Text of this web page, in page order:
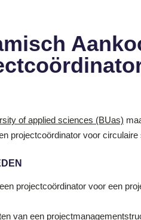
of applied sciences (BUas)
projectcoördinator voor circulaire
projectcoördinator voor een
van een